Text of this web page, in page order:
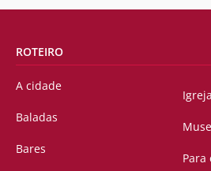
ROTEIRO
A cidade
Baladas
Bares
Para